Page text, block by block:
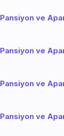
Pansiyon ve
Pansiyon ve
Pansiyon ve
Pansiyon ve